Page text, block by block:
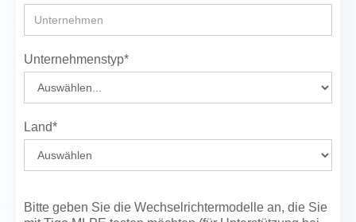
Unternehmenstyp*
Land*
Bitte geben Sie die Wechselrichtermodelle an, die Sie